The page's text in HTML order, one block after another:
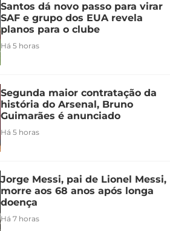
Santos dá novo passo para virar
SAF e grupo dos EUA revela
planos para o clube
Há 5 horas
Segunda maior contratação da
história do Arsenal, Bruno
Guimarães é anunciado
Há 5 horas
Jorge Messi, pai de Lionel Messi,
morre aos 68 anos após longa
doença
Há 7 horas